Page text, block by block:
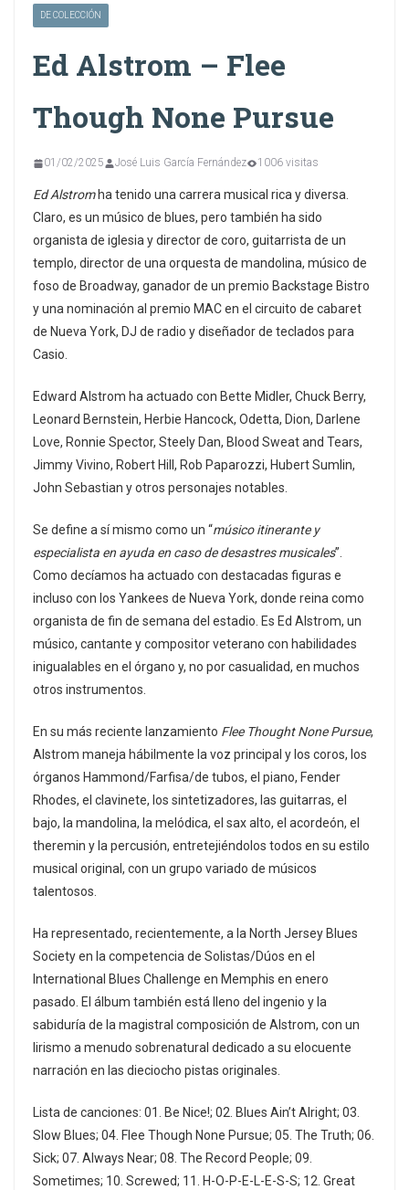
DE COLECCIÓN
Ed Alstrom – Flee
Though None Pursue
01/02/2025 José Luis García Fernández 1006 visitas
Ed Alstromha tenido una carrera musical rica y diversa.
Claro, es un músico de blues, pero también ha sido
organista de iglesia y director de coro, guitarrista de un
templo, director de una orquesta de mandolina, músico de
foso de Broadway, ganador de un premio Backstage Bistro
y una nominación al premio MAC en el circuito de cabaret
de Nueva York, DJ de radio y diseñador de teclados para
Casio.
Edward Alstrom ha actuado con Bette Midler, Chuck Berry,
Leonard Bernstein, Herbie Hancock, Odetta, Dion, Darlene
Love, Ronnie Spector, Steely Dan, Blood Sweat and Tears,
Jimmy Vivino, Robert Hill, Rob Paparozzi, Hubert Sumlin,
John Sebastian y otros personajes notables.
Se define a sí mismo como un “músico itinerante y
especialista en ayuda en caso de desastres musicales”.
Como decíamos ha actuado con destacadas figuras e
incluso con los Yankees de Nueva York, donde reina como
organista de fin de semana del estadio. Es Ed Alstrom, un
músico, cantante y compositor veterano con habilidades
inigualables en el órgano y, no por casualidad, en muchos
otros instrumentos.
En su más reciente lanzamiento Flee Thought None Pursue,
Alstrom maneja hábilmente la voz principal y los coros, los
órganos Hammond/Farfisa/de tubos, el piano, Fender
Rhodes, el clavinete, los sintetizadores, las guitarras, el
bajo, la mandolina, la melódica, el sax alto, el acordeón, el
theremin y la percusión, entretejiéndolos todos en su estilo
musical original, con un grupo variado de músicos
talentosos.
Ha representado, recientemente, a la North Jersey Blues
Society en la competencia de Solistas/Dúos en el
International Blues Challenge en Memphis en enero
pasado. El álbum también está lleno del ingenio y la
sabiduría de la magistral composición de Alstrom, con un
lirismo a menudo sobrenatural dedicado a su elocuente
narración en las dieciocho pistas originales.
Lista de canciones: 01. Be Nice!; 02. Blues Ain’t Alright; 03.
Slow Blues; 04. Flee Though None Pursue; 05. The Truth; 06.
Sick; 07. Always Near; 08. The Record People; 09.
Sometimes; 10. Screwed; 11. H-O-P-E-L-E-S-S; 12. Great